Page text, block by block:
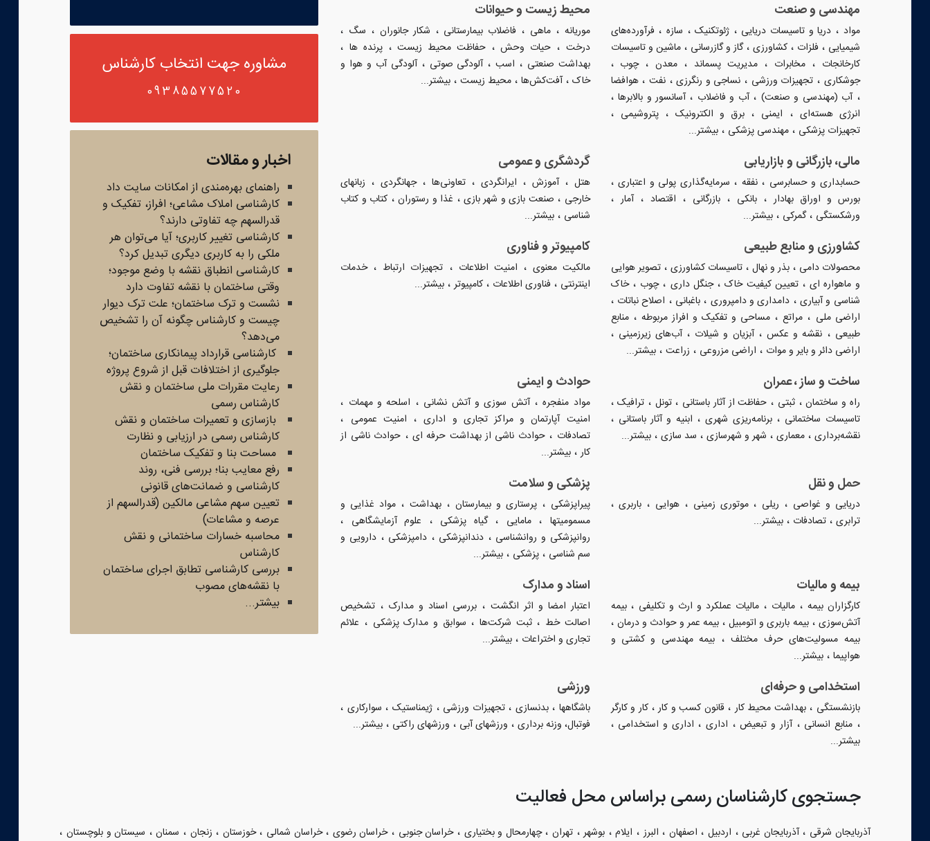
مهندسی و صنعت
مواد ، دریا و تاسیسات دریایی ، ژئوتکنیک، سازه ، فرآورده‌های
شیمیایی ، فلزات ،کشاورزی ،گاز و گازرسانی ،ماشین و تاسیسات
کارخانجات ،مخابرات ، مدیریت پسماند ، معدن،چوب ،
جوشکاری ، تجهیزات ورزشی ، نساجی و رنگرزی،نفت ،هوافضا
،آب (مهندسی و صنعت) ،آب و فاضلاب ،آسانسور و بالابرها،
انرژی هسته‌ای ، ایمنی ، برق و الکترونیک ،پتروشیمی ،
تجهیزات پزشکی ،مهندسی پزشکی ،بیشتر...
محیط زیست و حیوانات
موریانه ،ماهی ، فاضلاب بیمارستانی ، شکار جانوران ، سگ ،
درخت ، حیات وحش،حفاظت محیط زیست،پرنده ها،
بهداشت صنعتی ، اسب،آلودگی صوتی ،آلودگی آب و هوا و
خاک ،آفت‌کش‌ها ،محیط زیست ،بیشتر...
مالی، بازرگانی و بازاریابی
حسابداری و حسابرسی ،نفقه ، سرمایه‌گذاری پولی و اعتباری،
بورس و اوراق بهادار،بانکی ،بازرگانی ، اقتصاد ،آمار،
ورشکستگی ،گمرکی ،بیشتر...
گردشگری و عمومی
هتل ،آموزش ، ایرانگردی ، تعاونی‌ها،جهانگردی، زبانهای
خارجی ، صنعت بازی و شهر بازی ، غذا و رستوران، کتاب و کتاب
شناسی ،بیشتر...
کشاورزی و منابع طبیعی
محصولات دامی ،بذر و نهال ،تاسیسات کشاورزی ،تصویر هوایی
و ماهواره ای،تعیین کیفیت خاک،جنگل داری ،چوب ،خاک
شناسی و آبیاری ، دامداری و دامپروری ،باغبانی ، اصلاح نباتات ،
اراضی ملی ، مراتع، مساحی و تفکیک و افراز مربوطه ،منابع
طبیعی ، نقشه و عکس،آبزیان و شیلات ،آب‌های زیرزمینی ،
اراضی دائر و بایر و موات ، اراضی مزروعی ، زراعت ،بیشتر...
کامپیوتر و فناوری
مالکیت معنوی ، امنیت اطلاعات ، تجهیزات ارتباط ،خدمات
اینترنتی ، فناوری اطلاعات ،کامپیوتر،بیشتر...
ساخت و ساز ، عمران
راه و ساختمان،ثبتی ، حفاظت از آثار باستانی ،تونل ، ترافیک،
تاسیسات ساختمانی ،برنامه‌ریزی شهری، ابنیه و آثار باستانی ،
نقشه‌برداری ،معماری ، شهر و شهرسازی ، سد سازی ،بیشتر...
حوادث و ایمنی
مواد منفجره،آتش سوزی و آتش نشانی ، اسلحه و مهمات ،
امنیت آپارتمان و مراکز تجاری و اداری، امنیت عمومی ،
تصادفات ،حوادث ناشی از بهداشت حرفه ای ، حوادث ناشی از
کار،بیشتر...
حمل و نقل
دریایی و غواصی ، ریلی ،موتوری زمینی ، هوایی ، باربری،
ترابری ،تصادفات ،بیشتر...
پزشکی و سلامت
پیراپزشکی ،پرستاری و بیمارستان ، بهداشت، مواد غذایی و
مسمومیتها ،مامایی ،گیاه پزشکی ، علوم آزمایشگاهی ،
روانپزشکی و روانشناسی ، دندانپزشکی ، دامپزشکی ، دارویی و
سم شناسی ،پزشکی ،بیشتر...
بیمه و مالیات
کارگزاران بیمه ،مالیات ، مالیات عملکرد و ارث و تکلیفی ،بیمه
آتش‌سوزی ،بیمه باربری و اتومبیل، بیمه عمر و حوادث و درمان ،
بیمه مسولیت‌های حرف مختلف، بیمه مهندسی و کشتی و
هواپیما ،بیشتر...
اسناد و مدارک
اعتبار امضا و اثر انگشت ، بررسی اسناد و مدارک، تشخیص
اصالت خط ،ثبت شرکت‌ها ، سوابق و مدارک پزشکی ، علائم
تجاری و اختراعات ،بیشتر...
استخدامی و حرفه‌ای
بازنشستگی ،بهداشت محیط کار، قانون کسب و کار،کار و کارگر
، منابع انسانی ،آزار و تبعیض، اداری، اداری و استخدامی ،
بیشتر...
ورزشی
باشگاهها ،بدنسازی ،تجهیزات ورزشی ، ژیمناستیک ، سوارکاری ،
فوتبال، وزنه برداری ، ورزشهای آبی ، ورزشهای راکتی ،بیشتر...
مشاوره جهت انتخاب کارشناس
09385577520
اخبار و مقالات
راهنمای بهره‌مندی از امکانات سایت داد
کارشناسی املاک مشاعی؛ افراز، تفکیک و
قدرالسهم چه تفاوتی دارند؟
کارشناسی تغییر کاربری؛ آیا می‌توان هر
ملکی را به کاربری دیگری تبدیل کرد؟
کارشناسی انطباق نقشه با وضع موجود؛
وقتی ساختمان با نقشه تفاوت دارد
نشست و ترک ساختمان؛ علت ترک دیوار
چیست و کارشناس چگونه آن را تشخیص
می‌دهد؟
کارشناسی قرارداد پیمانکاری ساختمان؛
جلوگیری از اختلافات قبل از شروع پروژه
رعایت مقررات ملی ساختمان و نقش
کارشناس رسمی
بازسازی و تعمیرات ساختمان و نقش
کارشناس رسمی در ارزیابی و نظارت
مساحت بنا و تفکیک ساختمان
رفع معایب بنا؛ بررسی فنی، روند
کارشناسی و ضمانت‌های قانونی
تعیین سهم مشاعی مالکین (قدرالسهم از
عرصه و مشاعات)
محاسبه خسارات ساختمانی و نقش
کارشناس
بررسی کارشناسی تطابق اجرای ساختمان
با نقشه‌های مصوب
بیشتر...
جستجوی کارشناسان رسمی براساس محل فعالیت
آذربایجان شرقی ،آذربایجان غربی ، اردبیل، اصفهان ، البرز، ایلام، بوشهر،تهران ،چهارمحال و بختیاری ،خراسان جنوبی ،خراسان رضوی ،خراسان شمالی ،خوزستان ، زنجان ، سمنان، سیستان و بلوچستان ،